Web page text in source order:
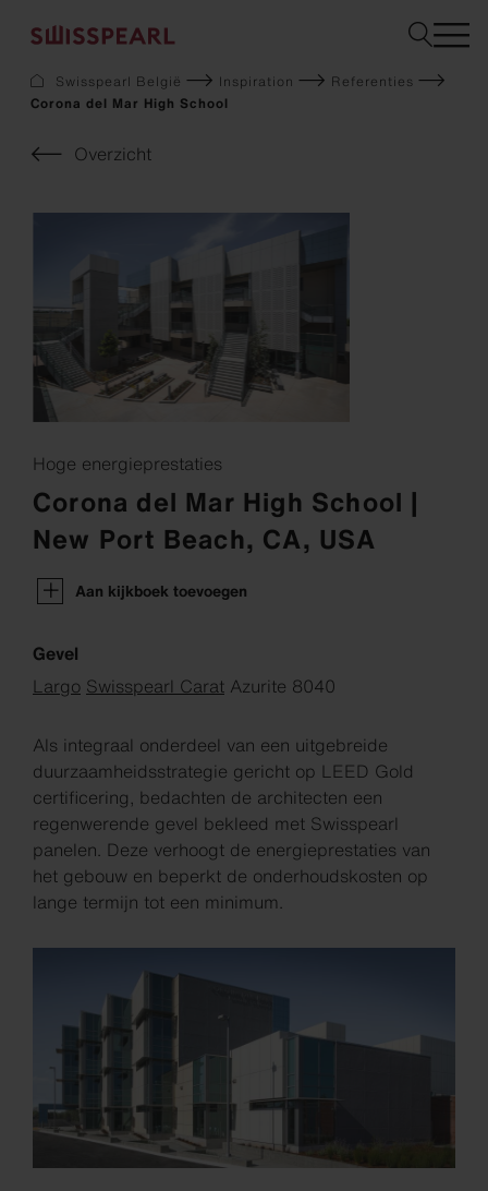
Bedrijf
Services
Inspiration
Staal bestellen
Duurzaamheid
Gevel
Bouw
Swisspearl België Inspiration
Referenties
Corona del Mar High School
Overzicht
Hoge energieprestaties
Corona del Mar High School |
New Port Beach, CA, USA
Aan kijkboek toevoegen
Gevel
Largo Swisspearl Carat Azurite 8040
Als integraal onderdeel van een uitgebreide
duurzaamheidsstrategie gericht op LEED Gold
certificering, bedachten de architecten een
regenwerende gevel bekleed met Swisspearl
panelen. Deze verhoogt de energieprestaties van
het gebouw en beperkt de onderhoudskosten op
lange termijn tot een minimum.